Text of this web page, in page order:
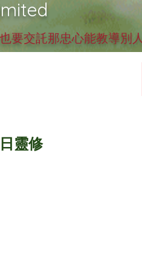
要交託那忠心能教導別
靈修